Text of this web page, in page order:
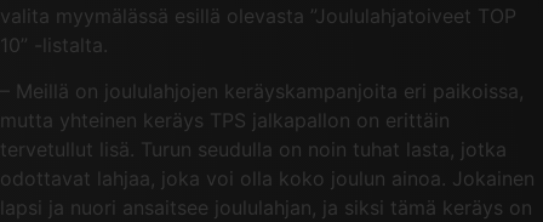
valita myymälässä esillä olevasta ”Joululahjatoiveet TOP
10” -listalta.
– Meillä on joululahjojen keräyskampanjoita eri paikoissa,
mutta yhteinen keräys TPS jalkapallon on erittäin
tervetullut lisä. Turun seudulla on noin tuhat lasta, jotka
odottavat lahjaa, joka voi olla koko joulun ainoa. Jokainen
lapsi ja nuori ansaitsee joululahjan, ja siksi tämä keräys on